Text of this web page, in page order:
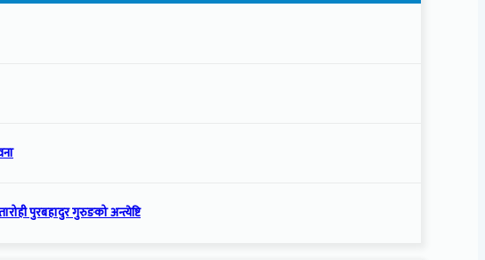
पुरबहादुर गुरुङको अन्त्येष्टि